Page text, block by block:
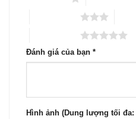
Đánh giá của bạn *
Hình ảnh (Dung lượng tối